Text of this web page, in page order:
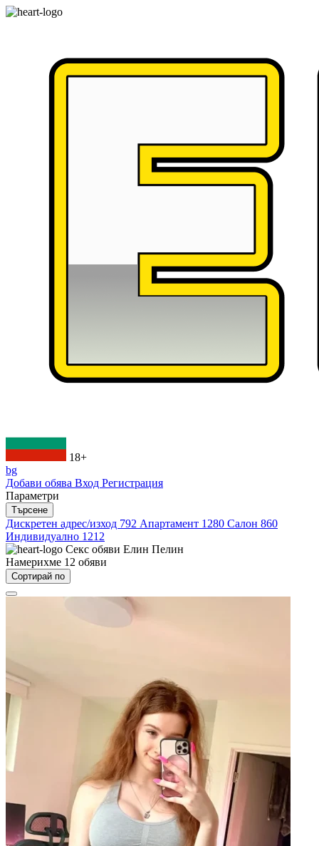
18+
bg
Добави обява Вход Регистрация
Параметри
Търсене
Дискретен адрес/изход 792 Апартамент 1280 Салон 860
Индивидуално 1212
Секс обяви Елин Пелин
Намерихме 12 обяви
Сортирай по